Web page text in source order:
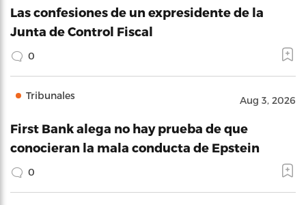
Las confesiones de un expresidente de la
Junta de Control Fiscal
0
Tribunales Aug 3, 2026
First Bank alega no hay prueba de que
conocieran la mala conducta de Epstein
0